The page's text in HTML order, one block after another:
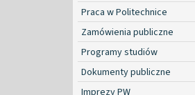
Praca w Politechnice
Zamówienia publiczne
Programy studiów
Dokumenty publiczne
Imprezy PW